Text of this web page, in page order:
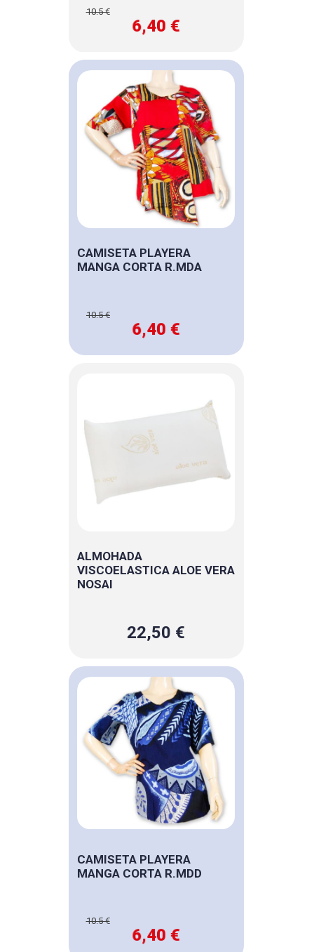
10.5 €
6,40 €
CAMISETA PLAYERA
MANGA CORTA R.MDA
10.5 €
6,40 €
ALMOHADA
VISCOELASTICA ALOE VERA
NOSAI
22,50 €
CAMISETA PLAYERA
MANGA CORTA R.MDD
10.5 €
6,40 €